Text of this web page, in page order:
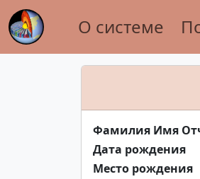
О системе
Фамилия Имя
Дата рождения
Место рождения